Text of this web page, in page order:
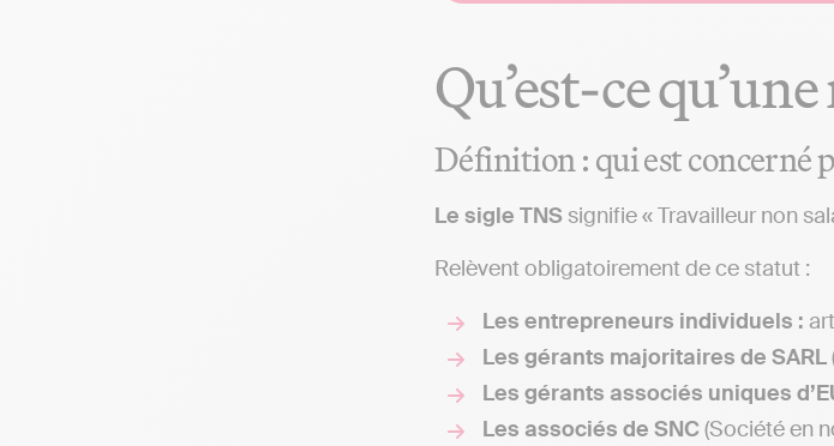
Qu’est-ce
Définition : qui est concerné
Le sigle TNS signifie « Travailleur non
Relèvent obligatoirement de ce statut :
Les entrepreneurs individuels :
Les gérants majoritaires de SARL
Les gérants associés uniques
Les associés de SNC (Société en